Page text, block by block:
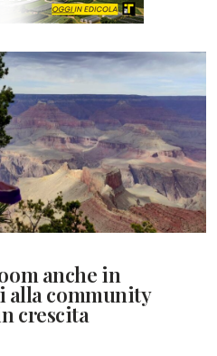
anche in
alla community
crescita